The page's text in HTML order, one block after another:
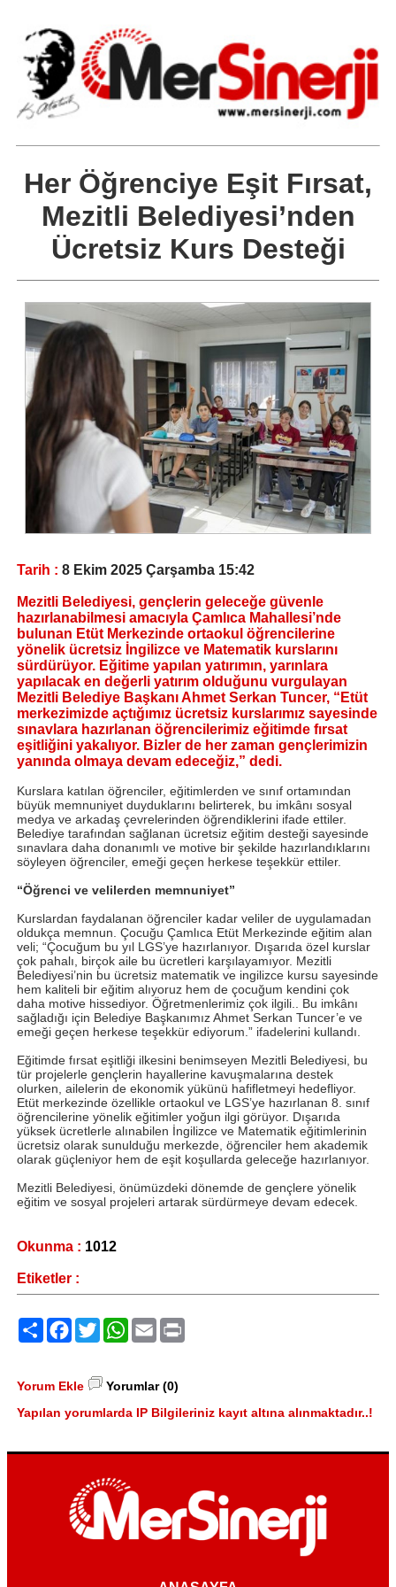
Her Öğrenciye Eşit Fırsat,
Mezitli Belediyesi’nden
Ücretsiz Kurs Desteği
Tarih : 8 Ekim 2025 Çarşamba 15:42
Mezitli Belediyesi, gençlerin geleceğe güvenle
hazırlanabilmesi amacıyla Çamlıca Mahallesi’nde
bulunan Etüt Merkezinde ortaokul öğrencilerine
yönelik ücretsiz İngilizce ve Matematik kurslarını
sürdürüyor. Eğitime yapılan yatırımın, yarınlara
yapılacak en değerli yatırım olduğunu vurgulayan
Mezitli Belediye Başkanı Ahmet Serkan Tuncer, “Etüt
merkezimizde açtığımız ücretsiz kurslarımız sayesinde
sınavlara hazırlanan öğrencilerimiz eğitimde fırsat
eşitliğini yakalıyor. Bizler de her zaman gençlerimizin
yanında olmaya devam edeceğiz,” dedi.
Kurslara katılan öğrenciler, eğitimlerden ve sınıf ortamından
büyük memnuniyet duyduklarını belirterek, bu imkânı sosyal
medya ve arkadaş çevrelerinden öğrendiklerini ifade ettiler.
Belediye tarafından sağlanan ücretsiz eğitim desteği sayesinde
sınavlara daha donanımlı ve motive bir şekilde hazırlandıklarını
söyleyen öğrenciler, emeği geçen herkese teşekkür ettiler.
“Öğrenci ve velilerden memnuniyet”
Kurslardan faydalanan öğrenciler kadar veliler de uygulamadan
oldukça memnun. Çocuğu Çamlıca Etüt Merkezinde eğitim alan
veli; “Çocuğum bu yıl LGS’ye hazırlanıyor. Dışarıda özel kurslar
çok pahalı, birçok aile bu ücretleri karşılayamıyor. Mezitli
Belediyesi’nin bu ücretsiz matematik ve ingilizce kursu sayesinde
hem kaliteli bir eğitim alıyoruz hem de çocuğum kendini çok
daha motive hissediyor. Öğretmenlerimiz çok ilgili.. Bu imkânı
sağladığı için Belediye Başkanımız Ahmet Serkan Tuncer’e ve
emeği geçen herkese teşekkür ediyorum.” ifadelerini kullandı.
Eğitimde fırsat eşitliği ilkesini benimseyen Mezitli Belediyesi, bu
tür projelerle gençlerin hayallerine kavuşmalarına destek
olurken, ailelerin de ekonomik yükünü hafifletmeyi hedefliyor.
Etüt merkezinde özellikle ortaokul ve LGS’ye hazırlanan 8. sınıf
öğrencilerine yönelik eğitimler yoğun ilgi görüyor. Dışarıda
yüksek ücretlerle alınabilen İngilizce ve Matematik eğitimlerinin
ücretsiz olarak sunulduğu merkezde, öğrenciler hem akademik
olarak güçleniyor hem de eşit koşullarda geleceğe hazırlanıyor.
Mezitli Belediyesi, önümüzdeki dönemde de gençlere yönelik
eğitim ve sosyal projeleri artarak sürdürmeye devam edecek.
Okunma : 1012
Etiketler :
PaylaşFacebook
TwitterWhatsApp
Email
Yorum Ekle
Yorumlar (0)
Yapılan yorumlarda IP Bilgileriniz kayıt altına alınmaktadır..!